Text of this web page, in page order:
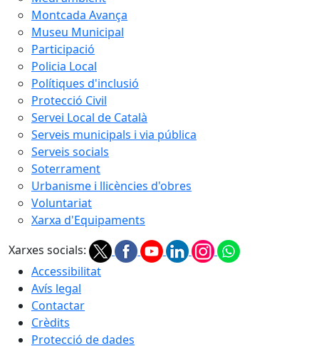
Montcada Avança
Museu Municipal
Participació
Policia Local
Polítiques d'inclusió
Protecció Civil
Servei Local de Català
Serveis municipals i via pública
Serveis socials
Soterrament
Urbanisme i llicències d'obres
Voluntariat
Xarxa d'Equipaments
Xarxes socials:
Accessibilitat
Avís legal
Contactar
Crèdits
Protecció de dades